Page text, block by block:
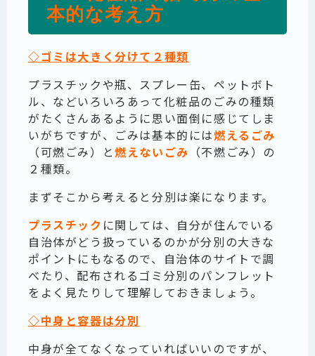
本的な考え方
◇ゴミは大きく分けて２種類
プラスチックや瓶、スプレー缶、ペットボト
ル、などいろいろあって化粧品のごみの種類
がたくさんあるように思い面倒に感じてしま
いがちですが、ごみは基本的には燃えるごみ
（可燃ごみ）と燃えないごみ （不燃ごみ）の
２種類。
まずそこから考えると分別は楽になります。
プラスチック に関しては、自分が住んでいる
自治体がどう扱っているのかが分別の大きな
ポイントにもなるので、自治体のサイトで調
べたり、配布されるゴミ分別のパンフレット
をよく見たりして理解しておきましょう。
◇中身と容器は分別
中身が全てなくなっていればいいのですが、